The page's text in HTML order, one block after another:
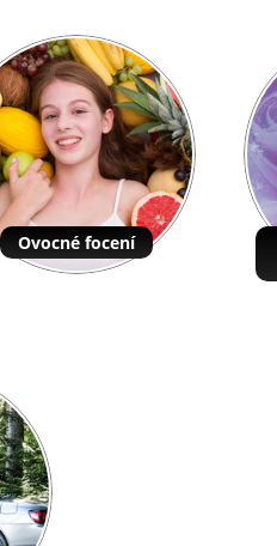
Ovocné focení